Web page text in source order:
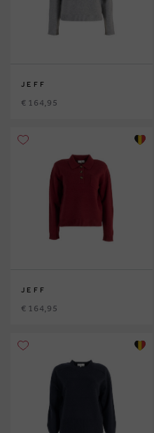
JEFF
€ 164,95
JEFF
€ 164,95